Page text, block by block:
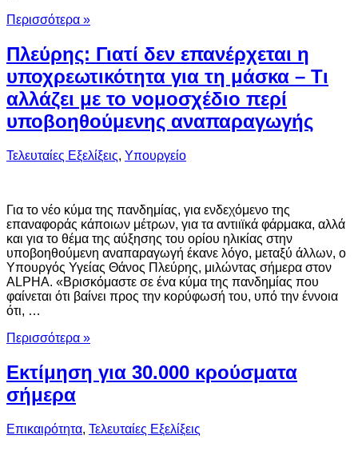
Περισσότερα »
Πλεύρης: Γιατί δεν επανέρχεται η
υποχρεωτικότητα για τη μάσκα – Τι
αλλάζει με το νομοσχέδιο περί
υποβοηθούμενης αναπαραγωγής
Τελευταίες Εξελίξεις, Υπουργείο
Για το νέο κύμα της πανδημίας, για ενδεχόμενο της
επαναφοράς κάποιων μέτρων, για τα αντιιϊκά φάρμακα, αλλά
και για το θέμα της αύξησης του ορίου ηλικίας στην
υποβοηθούμενη αναπαραγωγή έκανε λόγο, μεταξύ άλλων, ο
Υπουργός Υγείας Θάνος Πλεύρης, μιλώντας σήμερα στον
ALPHA. «Βρισκόμαστε σε ένα κύμα της πανδημίας που
φαίνεται ότι βαίνει προς την κορύφωσή του, υπό την έννοια
ότι, …
Περισσότερα »
Εκτίμηση για 30.000 κρούσματα
σήμερα
Επικαιρότητα, Τελευταίες Εξελίξεις